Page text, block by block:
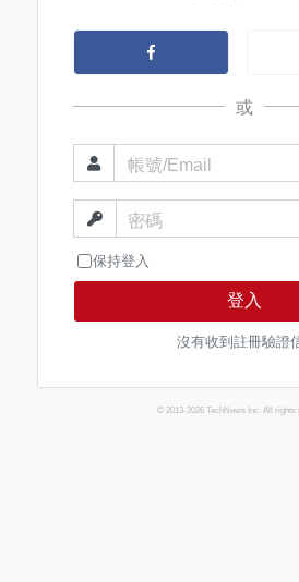
或
帳號/Email
密碼
保持登入
登入
沒有收到註冊驗證
© 2013-2026 TechNews Inc. All rights